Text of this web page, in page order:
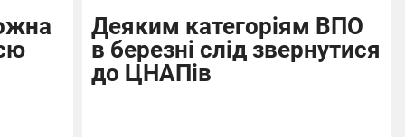
Деяким категоріям ВПО
в березні слід звернутися
до ЦНАПів